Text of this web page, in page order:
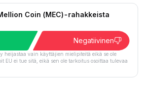
Coin (MEC)-rahakkeista
Negatiivinen
heijastaa vain käyttäjien mielipiteitä eikä se ole
EU ei tue sitä, eikä sen ole tarkoitus osoittaa tulevaa